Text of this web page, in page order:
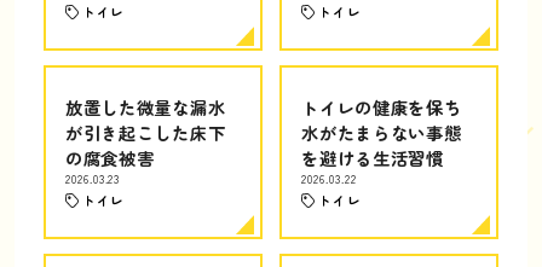
トイレ トイレ
放置した微量な漏水
が引き起こした床下
の腐食被害
2026.03.23
トイレ
トイレの健康を保ち
水がたまらない事態
を避ける生活習慣
2026.03.22
トイレ